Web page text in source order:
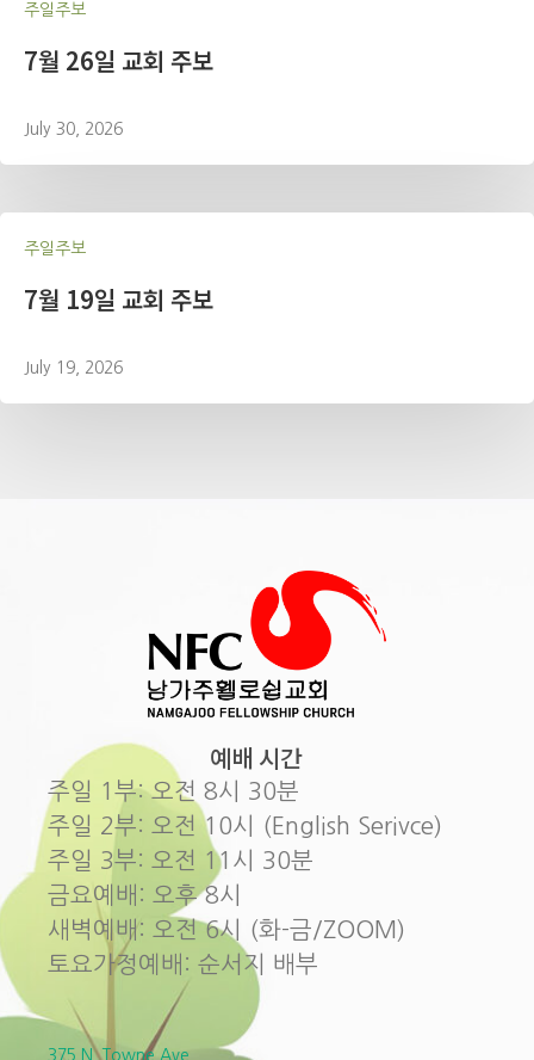
주일주보
7월 26일 교회 주보
July 30, 2026
주일주보
7월 19일 교회 주보
July 19, 2026
예배 시간
주일 1부: 오전 8시 30분
주일 2부: 오전 10시 (English Serivce)
주일 3부: 오전 11시 30분
금요예배: 오후 8시
새벽예배: 오전 6시 (화-금/ZOOM)
토요가정예배: 순서지 배부
375 N. Towne Ave.